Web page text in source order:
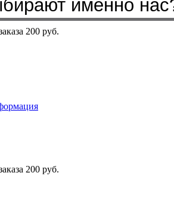
sbit@krep62.ru
200 руб.
200 руб.
именно